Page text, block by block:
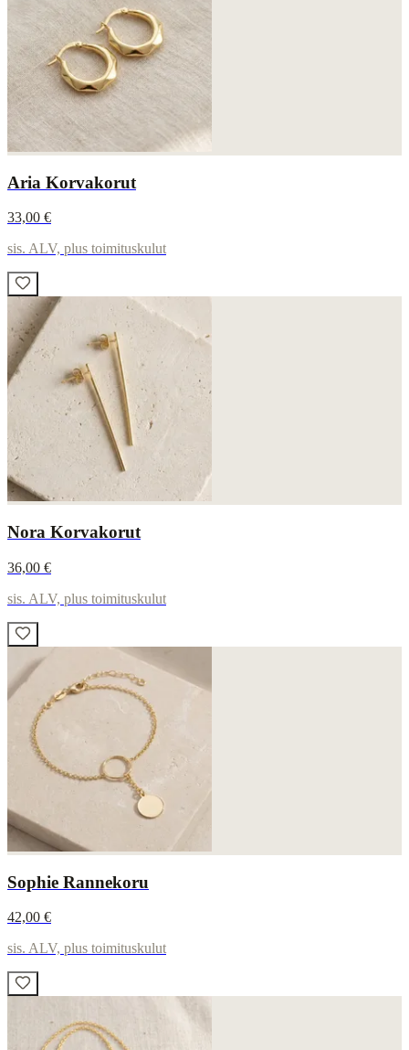
Aria Korvakorut
33,00 €
sis. ALV, plus toimituskulut
Nora Korvakorut
36,00 €
sis. ALV, plus toimituskulut
Sophie Rannekoru
42,00 €
sis. ALV, plus toimituskulut